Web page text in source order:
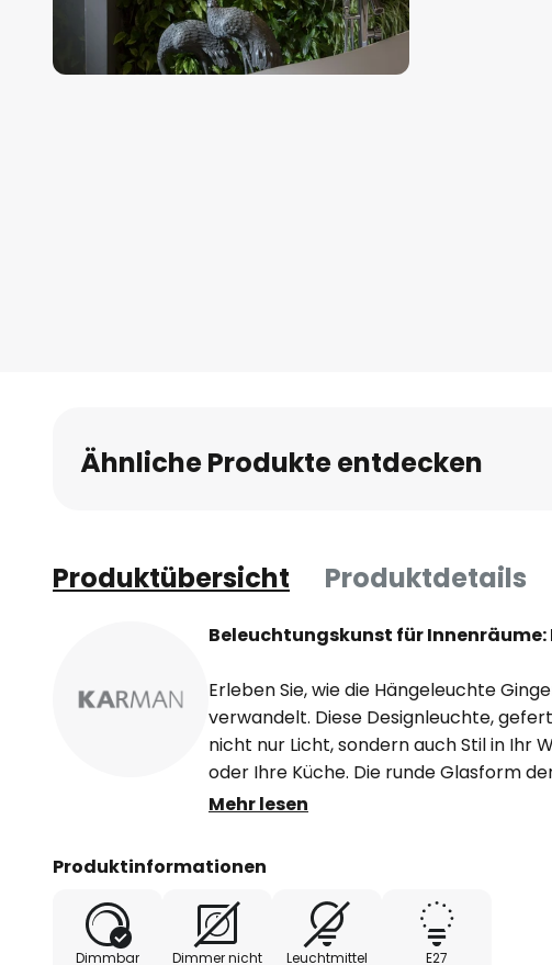
Ähnliche Produkte entdecken
Produktübersicht Produktdetails
Beleuchtungskunst für
Erleben Sie, wie die Hängeleuchte
verwandelt. Diese Designleuchte,
nicht nur Licht, sondern auch Stil in Ihr
oder Ihre Küche. Die runde Glasform
Testaguzza entworfenen
kann. Obwohl ein Dimmer nicht im
externen Dimmers nach Ihren
Fassung bietet Flexibilität bei der Wahl
Mehr lesen
Produktinformationen
Dimmbar
Dimmer nicht
Leuchtmittel
E27